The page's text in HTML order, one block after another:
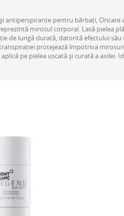
antiperspirante pentru bărbați,
mirosul corporal. Lasă pielea
de lungă durată, datorită efectului
protejează împotriva
pe pielea uscată și curată a axilei.